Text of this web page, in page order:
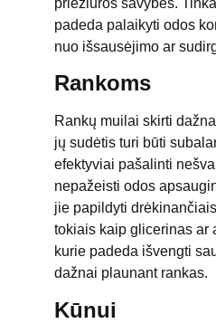
priežiūros savybės.
padeda palaikyti odos
nuo išsausėjimo ar
Rankoms
Rankų muilai skirti
jų sudėtis turi būti
efektyviai pašalinti
nepažeisti odos
jie papildyti
tokiais kaip glicerinas ar
kurie padeda išvengti
dažnai plaunant rankas.
Kūnui